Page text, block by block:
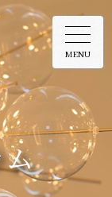
MENU